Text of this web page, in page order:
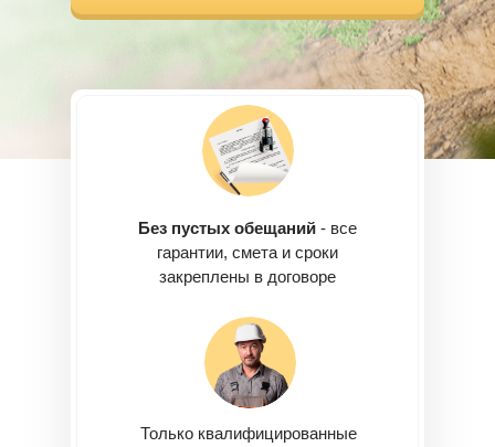
Без пустых обещаний - все
гарантии, смета и сроки
закреплены в договоре
Только квалифицированные